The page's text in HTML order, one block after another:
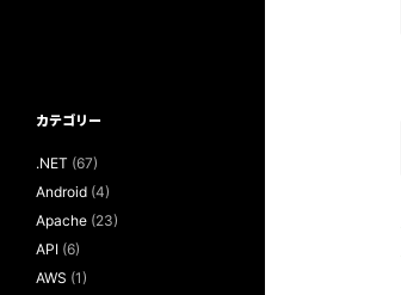
カテゴリー
.NET (67)
Android (4)
Apache (23)
API (6)
AWS (1)